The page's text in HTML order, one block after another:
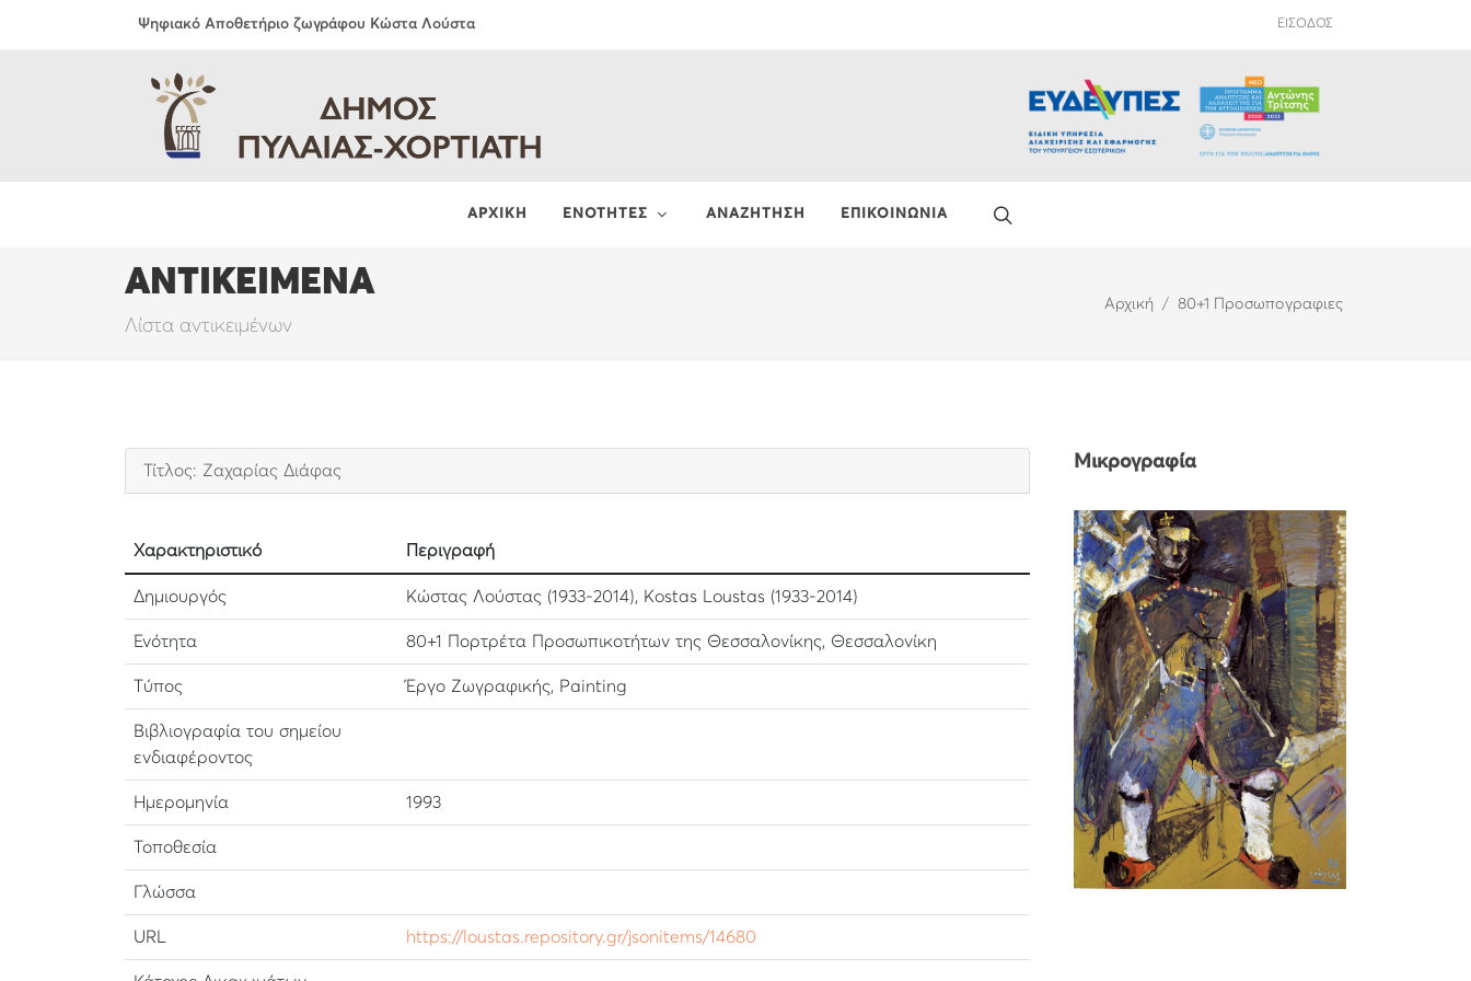
Ψηφιακό Αποθετήριο ζωγράφου Κώστα Λούστα ΕΙΣΟΔΟΣ
ΑΡΧΙΚΗ ΕΝΟΤΗΤΕΣ ΑΝΑΖΗΤΗΣΗ ΕΠΙΚΟΙΝΩΝΙΑ
ΑΝΤΙΚΕΙΜΕΝΑ
Λίστα αντικειμένων
Αρχική 80+1 Προσωπογραφιες
Τίτλος: Ζαχαρίας Διάφας
Χαρακτηριστικό Περιγραφή
Δημιουργός Κώστας Λούστας (1933-2014), Kostas Loustas (1933-2014)
Ενότητα 80+1 Πορτρέτα Προσωπικοτήτων της Θεσσαλονίκης, Θεσσαλονίκη
Τύπος Έργο Ζωγραφικής, Painting
Βιβλιογραφία του σημείου
ενδιαφέροντος
Ημερομηνία 1993
Τοποθεσία
Γλώσσα
URL https://loustas.repository.gr/jsonitems/14680
Μικρογραφία